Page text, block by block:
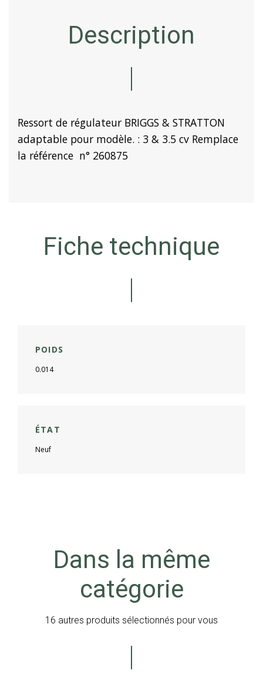
Description
Ressort de régulateur BRIGGS & STRATTON
adaptable pour modèle. : 3 & 3.5 cv Remplace
la référence n° 260875
Fiche technique
POIDS
0.014
ÉTAT
Neuf
Dans la même
catégorie
16 autres produits sélectionnés pour vous